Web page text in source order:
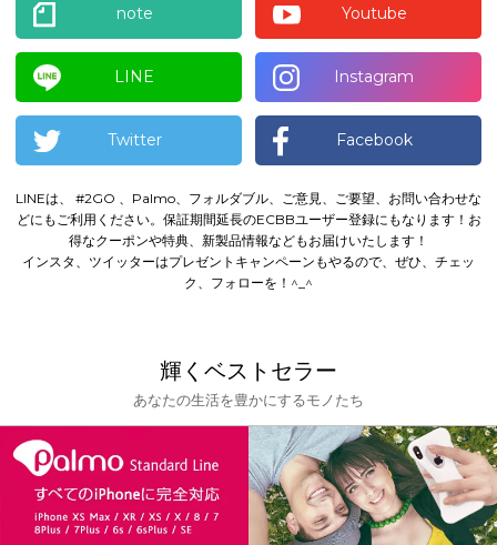
note Youtube
LINE Instagram
Twitter Facebook
LINEは、 #2GO 、Palmo、フォルダブル、ご意見、ご要望、お問い合わせな
どにもご利用ください。 保証期間延長のECBBユーザー登録にもなります！ お
得なクーポンや特典、新製品情報などもお届けいたします！
インスタ、ツイッターはプレゼントキャンペーンもやるので、ぜひ、チェッ
ク、フォローを！^_^
輝くベストセラー
あなたの生活を豊かにするモノたち